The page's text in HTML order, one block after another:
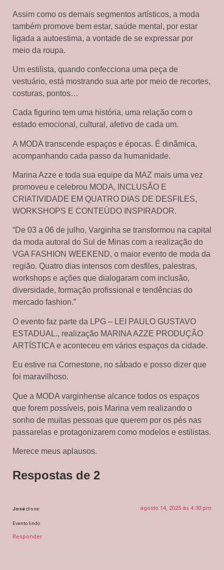
Assim como os demais segmentos artísticos, a moda
também promove bem estar, saúde mental, por estar
ligada a autoestima, a vontade de se expressar por
meio da roupa.
Um estilista, quando confecciona uma peça de
vestuário, está mostrando sua arte por meio de recortes,
costuras, pontos…
Cada figurino tem uma história, uma relação com o
estado emocional, cultural, afetivo de cada um.
A MODA transcende espaços e épocas. É dinâmica,
acompanhando cada passo da humanidade.
Marina Azze e toda sua equipe da MAZ mais uma vez
promoveu e celebrou MODA, INCLUSÃO E
CRIATIVIDADE EM QUATRO DIAS DE DESFILES,
WORKSHOPS E CONTEÚDO INSPIRADOR.
“De 03 a 06 de julho, Varginha se transformou na capital
da moda autoral do Sul de Minas com a realização do
VGA FASHION WEEKEND, o maior evento de moda da
região. Quatro dias intensos com desfiles, palestras,
workshops e ações que dialogaram com inclusão,
diversidade, formação profissional e tendências do
mercado fashion.”
O evento faz parte da LPG – LEI PAULO GUSTAVO
ESTADUAL., realização MARINA AZZE PRODUÇÃO
ARTÍSTICA e aconteceu em vários espaços da cidade.
Eu estive na Cornestone, no sábado e posso dizer que
foi maravilhoso.
Que a MODA varginhense alcance todos os espaços
que forem possíveis, pois Marina vem realizando o
sonho de muitas pessoas que querem por os pés nas
passarelas e protagonizarem como modelos e estilistas.
Merece meus aplausos.
Respostas de 2
Josédisse: agosto 14, 2025 às 4:30 pm
Evento lindo
Responder